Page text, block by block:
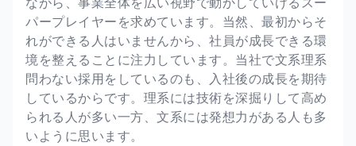
パープレイヤーを求めています。当然、最初からそ
れができる人はいませんから、社員が成長できる環
境を整えることに注力しています。当社で文系理系
問わない採用をしているのも、入社後の成長を期待
しているからです。理系には技術を深掘りして高め
られる人が多い一方、文系には発想力がある人も多
いように思います。